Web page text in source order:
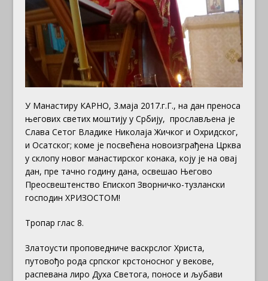
У Манастиру КАРНО, 3.маја 2017.г.Г., на дан преноса
његових светих моштију у Србију, прослављена је
Слава Сетог Владике Николаја Жичког и Охридског,
и Осатског; коме је посвећена новоизграђена Црква
у склопу новог манастирског конака, коју је на овај
дан, пре тачно годину дана, освешао Његово
Преосвештенство Епископ Зворничко-тузлански
господин ХРИЗОСТОМ!
Тропар глас 8.
Златоусти проповедниче васкрслог Христа,
путовођо рода српског крстоносног у векове,
распевана лиро Духа Светога, поносе и љубави